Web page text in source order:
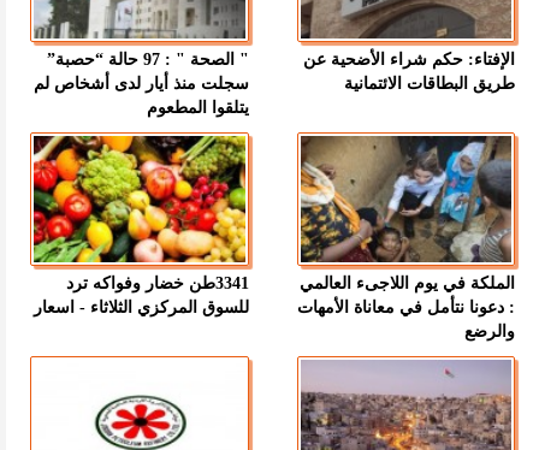
الإفتاء: حكم شراء الأضحية عن
طريق البطاقات الائتمانية
" الصحة " : 97 حالة “حصبة”
سجلت منذ أيار لدى أشخاص لم
يتلقوا المطعوم
الملكة في يوم اللاجىء العالمي
: دعونا نتأمل في معاناة الأمهات
والرضع
3341طن خضار وفواكه ترد
للسوق المركزي الثلاثاء - اسعار